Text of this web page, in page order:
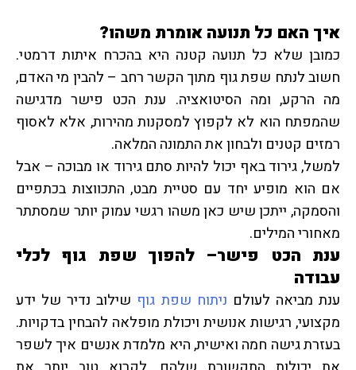
איך האם כל תנועה אומרת משהו?
כמובן שלא כל תנועה קטנה היא בהכרח איתות דרמטי.
חשוב לנתח שפת גוף מתוך הקשר רחב – להבין מי האדם,
מה הרקע, ומה הסיטואציה. ענת הכט פישר מדגישה
שהמפתח הוא לא לקפוץ למסקנות מהירות, אלא לאסוף
רמזים קטנים ולבחון את התמונה המלאה.
למשל, גירוד באף יכול להיות סתם גירוד או מבוכה – אבל
אם הוא מופיע יחד עם סטיית מבט, התכווצות בכתפיים
והסמקה, ייתכן שיש כאן משהו רגשי עמוק יותר שמסתתר
מאחורי המילים.
ענת הכט פישר– להפוך שפת גוף לכלי
עבודה
ענת מביאה לעולם ניתוח שפת גוף שילוב נדיר של ידע
מקצועי, רגישות אנושית ויכולת מופלאה להבחין בדקויות.
בעזרת גישה חמה ואישית, היא מלמדת אנשים איך לשפר